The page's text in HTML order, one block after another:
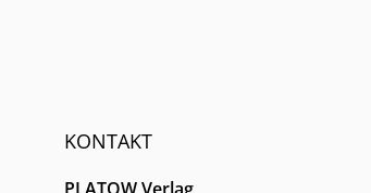
KONTAKT
PLATOW Verlag